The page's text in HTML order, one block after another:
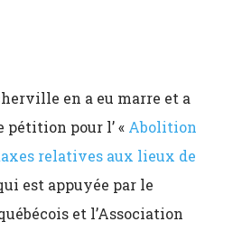
en a eu marre et a
pétition pour l’ « Abolition
relatives aux lieux de
est appuyée par le
et l’Association